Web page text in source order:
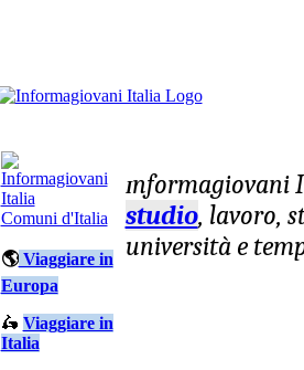
Comuni d'Italia
🌎Viaggiare in
Europa
🛵 Viaggiare in
Italia
Informagiovani
studio, lavoro,
università e